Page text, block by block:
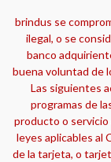
brindus se
ilegal, o se
banco
buena voluntad de
Las siguientes
programas de
producto o servicio
leyes aplicables al
de la tarjeta, o